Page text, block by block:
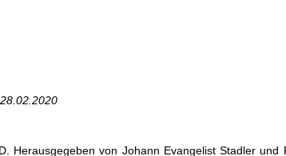
28.02.2020
Herausgegeben von Johann Evangelist Stadler und